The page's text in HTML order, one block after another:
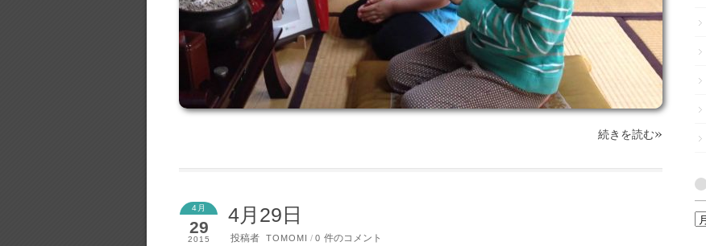
続きを読む»
4月
29
2015
4月29日
投稿者 TOMOMI / 0 件のコメント
月